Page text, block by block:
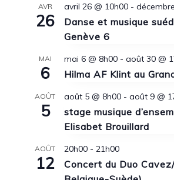
AVR
26
avril 26 @ 10h00-
Danse et musique
Genève 6
MAI
6
mai 6 @ 8h00- août 30 @
Hilma AF Klint au
AOÛT
5
août 5 @ 8h00- août 9 @
stage musique
Elisabet Brouillard
AOÛT
12
20h00- 21h00
Concert du Duo